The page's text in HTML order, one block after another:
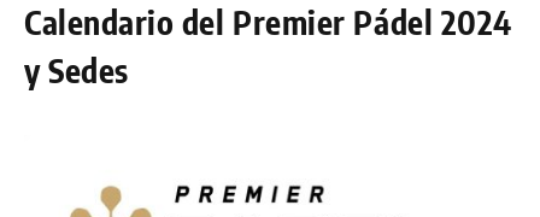
Calendario del Premier Pádel 2024
y Sedes